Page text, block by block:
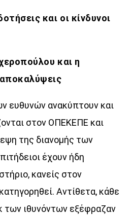
και οι κίνδυνοι
και η
ευθυνών ανακύπτουν και
στον ΟΠΕΚΕΠΕ και
της διανοµής των
έχουν ήδη
κανείς στον
Αντίθετα, κάθε
των ιθυνόντων εξέφραζαν